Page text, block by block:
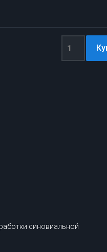
синовиальной